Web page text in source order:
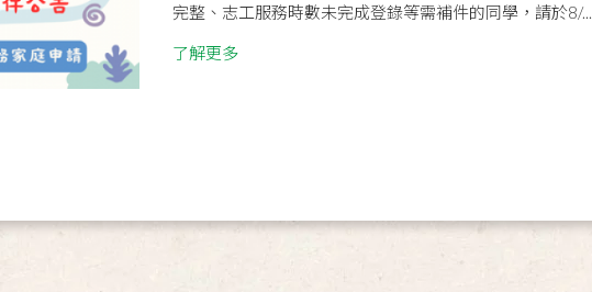
完整、志工服務時數未完成登錄等需補件的同學，請於8/...
了解更多